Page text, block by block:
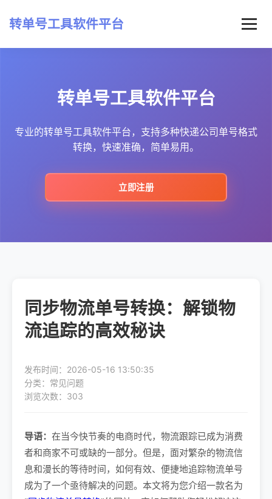
转单号工具软件平台
常见问题
最新资讯
转单号工具软件平台
专业的转单号工具软件平台，支持多种快递公司单号格式
转换，快速准确，简单易用。
立即注册
同步物流单号转换：解锁物
流追踪的高效秘诀
发布时间：2026-05-16 13:50:35
分类：常见问题
浏览次数：303
导语： 在当今快节奏的电商时代，物流跟踪已成为消费
者和商家不可或缺的一部分。但是，面对繁杂的物流信
息和漫长的等待时间，如何有效、便捷地追踪物流单号
成为了一个亟待解决的问题。本文将为您介绍一款名为